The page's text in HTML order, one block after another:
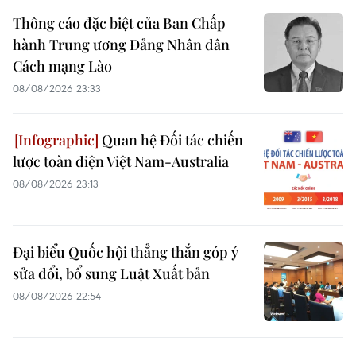
Thông cáo đặc biệt của Ban Chấp
hành Trung ương Đảng Nhân dân
Cách mạng Lào
08/08/2026 23:33
Quan hệ Đối tác chiến
lược toàn diện Việt Nam-Australia
08/08/2026 23:13
Đại biểu Quốc hội thẳng thắn góp ý
sửa đổi, bổ sung Luật Xuất bản
08/08/2026 22:54